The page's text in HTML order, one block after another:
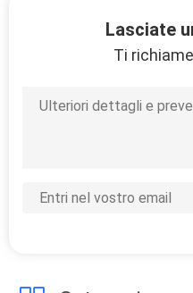
Lasciate
Ti